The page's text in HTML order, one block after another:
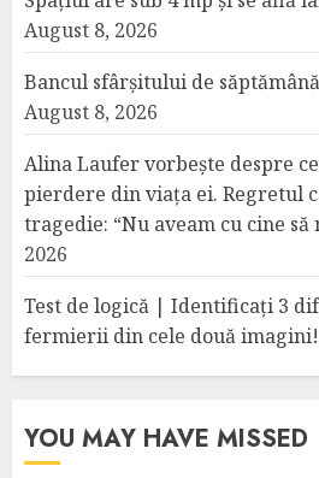
August 8, 2026
Bancul sfârșitului de
August 8, 2026
Alina Laufer vorbește despre
pierdere din viața ei. Regretul
tragedie: “Nu aveam cu cine să
2026
Test de logică | Identificați 3
fermierii din cele două imagini!
YOU MAY HAVE MISSED